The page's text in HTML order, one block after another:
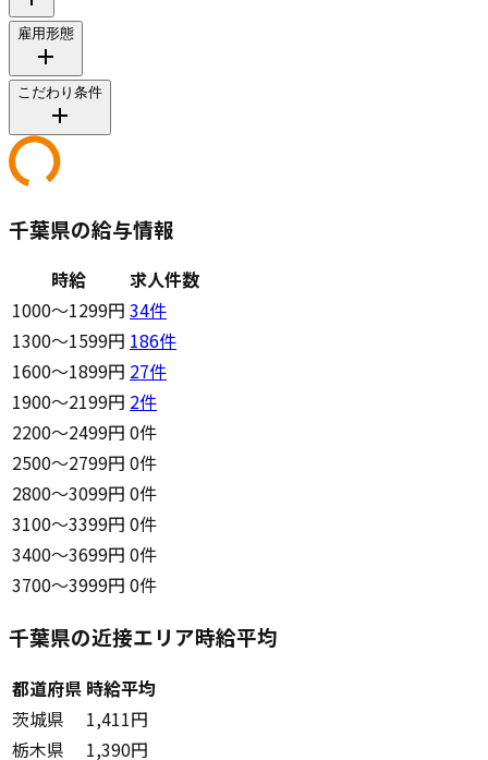
雇用形態
こだわり条件
千葉県の給与情報
時給
求人件数
1000〜1299円 34件
1300〜1599円 186件
1600〜1899円 27件
1900〜2199円 2件
2200〜2499円 0件
2500〜2799円 0件
2800〜3099円 0件
3100〜3399円 0件
3400〜3699円 0件
3700〜3999円 0件
千葉県の近接エリア時給平均
都道府県 時給平均
茨城県
1,411円
栃木県
1,390円